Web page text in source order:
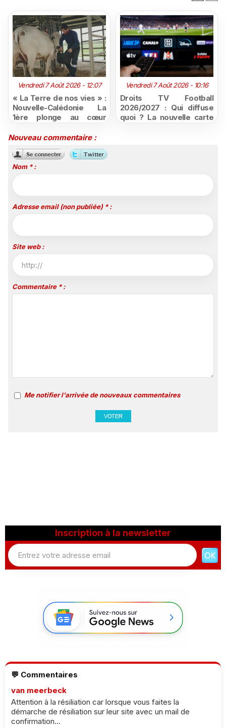
Vendredi 7 Août 2026 - 12:07
« La Terre de nos vies » :
Nouvelle-Calédonie La
1ère plonge au cœur
mutation
Vendredi 7 Août 2026 - 10:16
Droits TV Football
2026/2027 : Qui diffuse
quoi ? La nouvelle carte
Nouveau commentaire :
Nom * :
Adresse email (non publiée) * :
Site web :
Commentaire * :
Me notifier l'arrivée de nouveaux commentaires
Inscription à la newsletter
💬 Commentaires
van meerbeck
Attention à la résiliation car lorsque vous faites la
démarche de résiliation sur leur site avec un mail de
confirmation...